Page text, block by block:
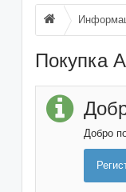
Покупка
Добро